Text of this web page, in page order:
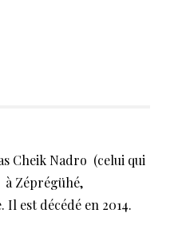
Cheik Nadro (celui qui
à Zéprégühé,
Il est décédé en 2014.